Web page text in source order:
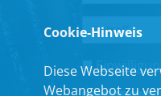
Cookie-Hinweis
Diese Webseite
Webangebot zu